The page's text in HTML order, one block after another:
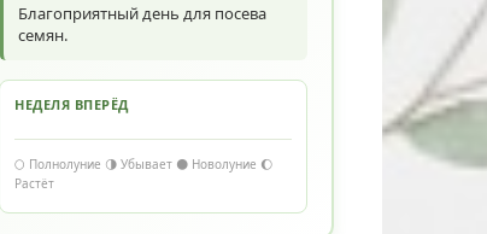
Благоприятный день для посева
семян.
НЕДЕЛЯ ВПЕРЁД
🌕 Полнолуние 🌗 Убывает 🌑 Новолуние 🌔
Растёт